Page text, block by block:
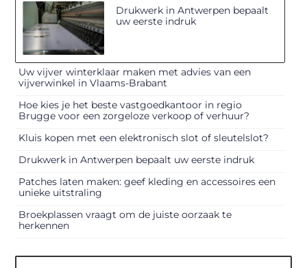
Drukwerk in Antwerpen bepaalt
uw eerste indruk
Uw vijver winterklaar maken met advies van een
vijverwinkel in Vlaams-Brabant
Hoe kies je het beste vastgoedkantoor in regio
Brugge voor een zorgeloze verkoop of verhuur?
Kluis kopen met een elektronisch slot of sleutelslot?
Drukwerk in Antwerpen bepaalt uw eerste indruk
Patches laten maken: geef kleding en accessoires een
unieke uitstraling
Broekplassen vraagt om de juiste oorzaak te
herkennen